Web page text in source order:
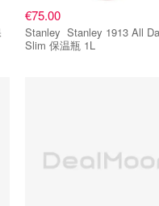
€75.00
Stanley Stanley 1913 All Day
Slim 保温瓶 1L